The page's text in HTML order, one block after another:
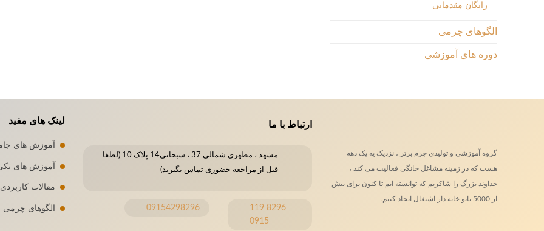
رایگان مقدماتی
الگوهای چرمی
دوره های آموزشی
گروه آموزشی و تولیدی چرم برتر ، نزدیک یه یک دهه
هست که در زمینه مشاغل خانگی فعالیت می کند ،
خداوند بزرگ را شاکریم که توانسته ایم تا کنون برای بیش
از 5000 بانو خانه دار اشتغال ایجاد کنیم.
ارتباط با ما
مشهد ، مطهری شمالی 37 ، سبحانی14 پلاک 10 (لطفا
قبل از مراجعه حضوری تماس بگیرید)
8296 119
0915
09154298296
لینک های مفید
آموزش های
آموزش های
مقالات کاربردی
الگوهای چرمی